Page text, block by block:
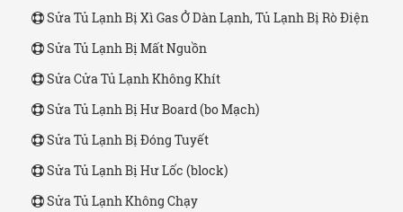
Sửa Tủ Lạnh Bị Xì Gas Ở Dàn Lạnh, Tủ Lạnh Bị Rò Điện
Sửa Tủ Lạnh Bị Mất Nguồn
Sửa Cửa Tủ Lạnh Không Khít
Sửa Tủ Lạnh Bị Hư Board (bo Mạch)
Sửa Tủ Lạnh Bị Đóng Tuyết
Sửa Tủ Lạnh Bị Hư Lốc (block)
Sửa Tủ Lạnh Không Chạy